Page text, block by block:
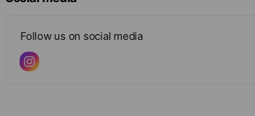
Follow us on social media